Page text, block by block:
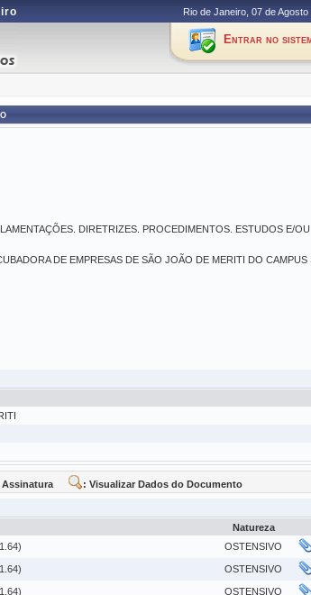
Rio de Janeiro, 07 de Agosto
Entrar no
DIRETRIZES. PROCEDIMENTOS. ESTUDOS E/OU
DE EMPRESAS DE SÃO JOÃO DE MERITI DO CAMPUS
Assinatura : Visualizar Dados do Documento
Natureza
OSTENSIVO
OSTENSIVO
OSTENSIVO